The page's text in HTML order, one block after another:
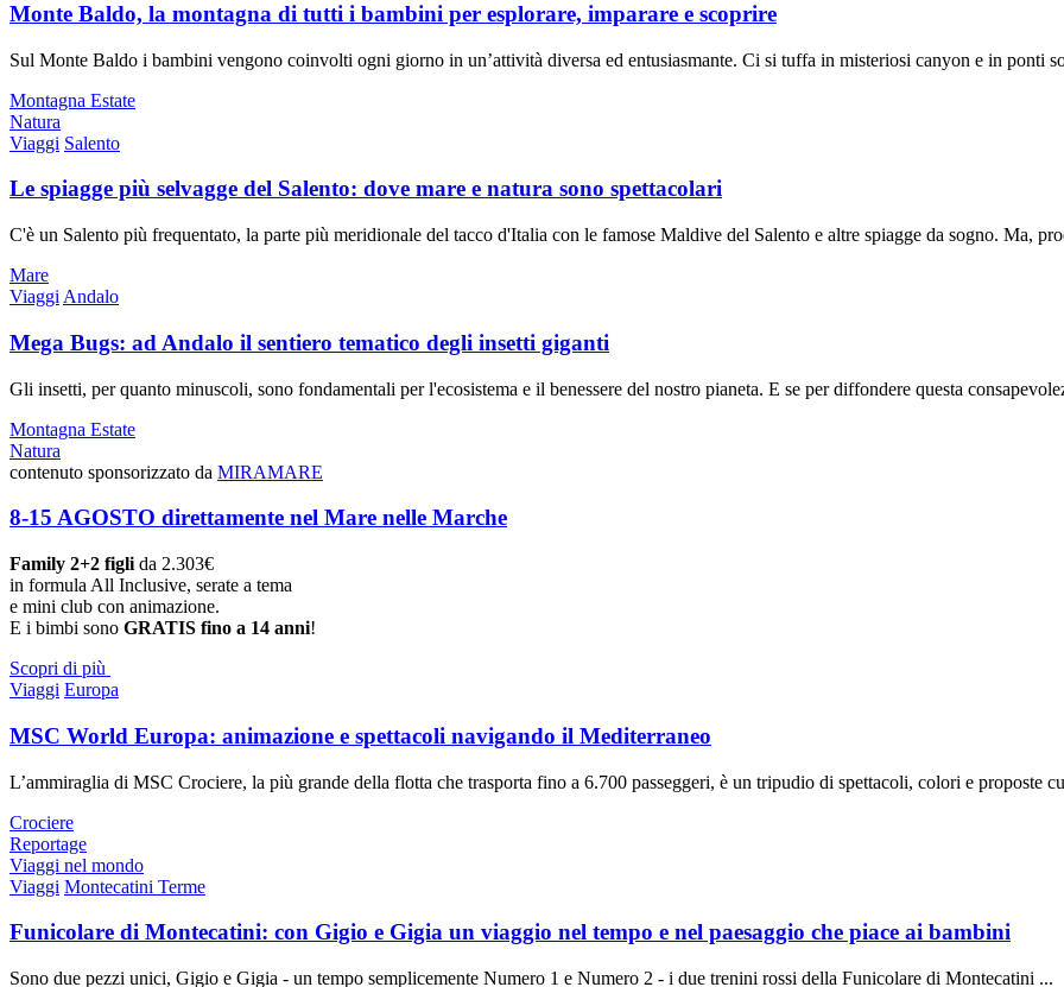
Monte Baldo, la montagna di tutti i bambini per esplorare, imparare e scoprire
Sul Monte Baldo i bambini vengono coinvolti ogni giorno in un’attività diversa ed entusiasmante. Ci si tuffa in misteriosi canyon e in ponti
Montagna Estate
Natura
Viaggi Salento
Le spiagge più selvagge del Salento: dove mare e natura sono spettacolari
C'è un Salento più frequentato, la parte più meridionale del tacco d'Italia con le famose Maldive del Salento e altre spiagge da sogno. Ma,
Mare
Viaggi Andalo
Mega Bugs: ad Andalo il sentiero tematico degli insetti giganti
Gli insetti, per quanto minuscoli, sono fondamentali per l'ecosistema e il benessere del nostro pianeta. E se per diffondere questa
Montagna Estate
Natura
contenuto sponsorizzato da MIRAMARE
8-15 AGOSTO direttamente nel Mare nelle Marche
Family 2+2 figli da 2.303€
in formula All Inclusive, serate a tema
e mini club con animazione.
E i bimbi sono GRATIS fino a 14 anni!
Scopri di più
Viaggi Europa
MSC World Europa: animazione e spettacoli navigando il Mediterraneo
L’ammiraglia di MSC Crociere, la più grande della flotta che trasporta fino a 6.700 passeggeri, è un tripudio di spettacoli, colori e proposte
Crociere
Reportage
Viaggi nel mondo
Viaggi Montecatini Terme
Funicolare di Montecatini: con Gigio e Gigia un viaggio nel tempo e nel paesaggio che piace ai bambini
Sono due pezzi unici, Gigio e Gigia - un tempo semplicemente Numero 1 e Numero 2 - i due trenini rossi della Funicolare di Montecatini ...